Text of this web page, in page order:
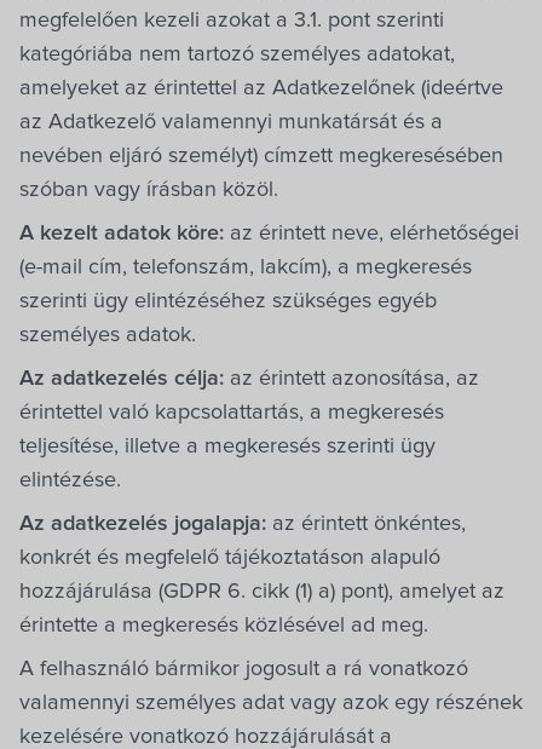
megfelelően kezeli azokat a 3.1. pont szerinti
kategóriába nem tartozó személyes adatokat,
amelyeket az érintettel az Adatkezelőnek (ideértve
az Adatkezelő valamennyi munkatársát és a
nevében eljáró személyt) címzett megkeresésében
szóban vagy írásban közöl.
A kezelt adatok köre: az érintett neve, elérhetőségei
(e-mail cím, telefonszám, lakcím), a megkeresés
szerinti ügy elintézéséhez szükséges egyéb
személyes adatok.
Az adatkezelés célja: az érintett azonosítása, az
érintettel való kapcsolattartás, a megkeresés
teljesítése, illetve a megkeresés szerinti ügy
elintézése.
Az adatkezelés jogalapja: az érintett önkéntes,
konkrét és megfelelő tájékoztatáson alapuló
hozzájárulása (GDPR 6. cikk (1) a) pont), amelyet az
érintette a megkeresés közlésével ad meg.
A felhasználó bármikor jogosult a rá vonatkozó
valamennyi személyes adat vagy azok egy részének
kezelésére vonatkozó hozzájárulását a